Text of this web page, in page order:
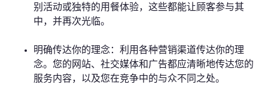
别活动或独特的用餐体验，这些都能让顾客参与其
中，并再次光临。
明确传达你的理念：利用各种营销渠道传达你的理
念。您的网站、社交媒体和广告都应清晰地传达您的
服务内容，以及您在竞争中的与众不同之处。